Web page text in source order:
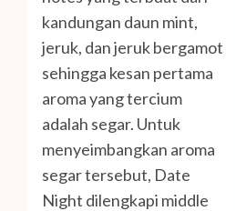
kandungan daun mint,
jeruk, dan jeruk bergamot
sehingga kesan pertama
aroma yang tercium
adalah segar. Untuk
menyeimbangkan aroma
segar tersebut, Date
Night dilengkapi middle